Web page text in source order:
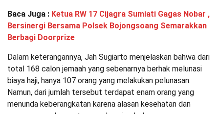
Baca Juga : Ketua RW 17 Cijagra Sumiati Gagas Nobar ,
Bersinergi Bersama Polsek Bojongsoang Semarakkan
Berbagi Doorprize
Dalam keterangannya, Jah Sugiarto menjelaskan bahwa dari
total 168 calon jemaah yang sebenarnya berhak melunasi
biaya haji, hanya 107 orang yang melakukan pelunasan.
Namun, dari jumlah tersebut terdapat enam orang yang
menunda keberangkatan karena alasan kesehatan dan